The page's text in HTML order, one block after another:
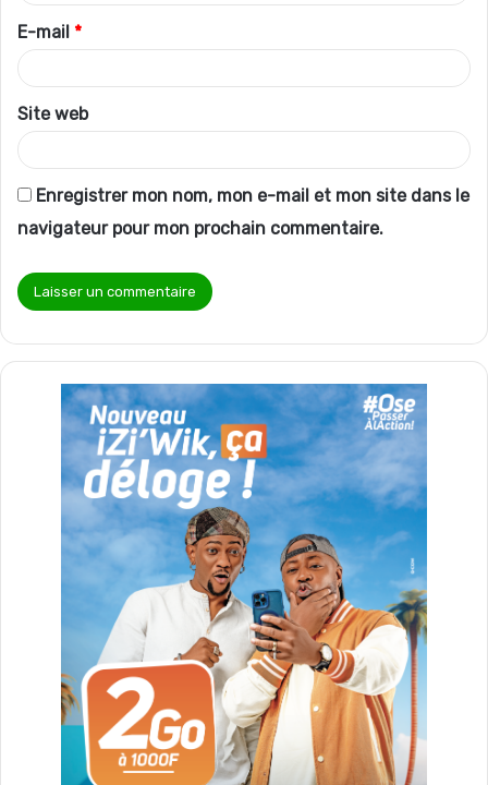
r
e
*
E-mail *
Site web
Enregistrer mon nom, mon e-mail et mon site dans le
navigateur pour mon prochain commentaire.